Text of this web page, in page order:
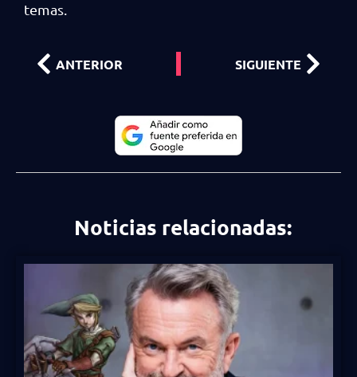
temas.
ANTERIOR SIGUIENTE
Noticias relacionadas: